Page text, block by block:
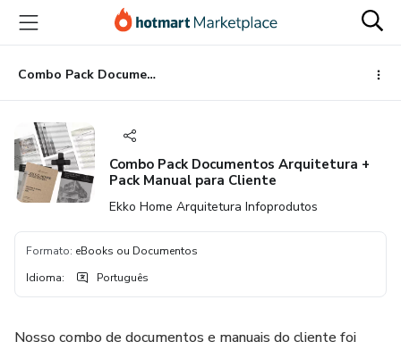
para
conteúdo
principal
para
pagamento
para
rodapé
Combo Pack Documentos Arquitetura + Pack Manual para Cliente
Combo Pack Documentos Arquitetura +
Pack Manual para Cliente
Ekko Home Arquitetura Infoprodutos
Formato: eBooks ou Documentos
Idioma: Português
Nosso combo de documentos e manuais do cliente foi